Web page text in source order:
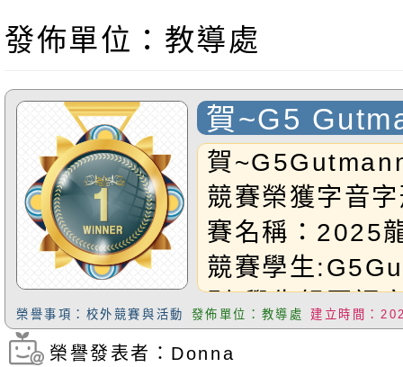
發佈單位：教導處
賀~G5
文競賽 榮獲
二名
賀
競賽榮獲字音
賽名稱：2025
競賽學生
別:學生組國語
成績:第二名指
榮譽事項：校外競賽與活動 發佈單位：教導處 建立時間：
瀏覽次數：81
榮譽發表者：Donna